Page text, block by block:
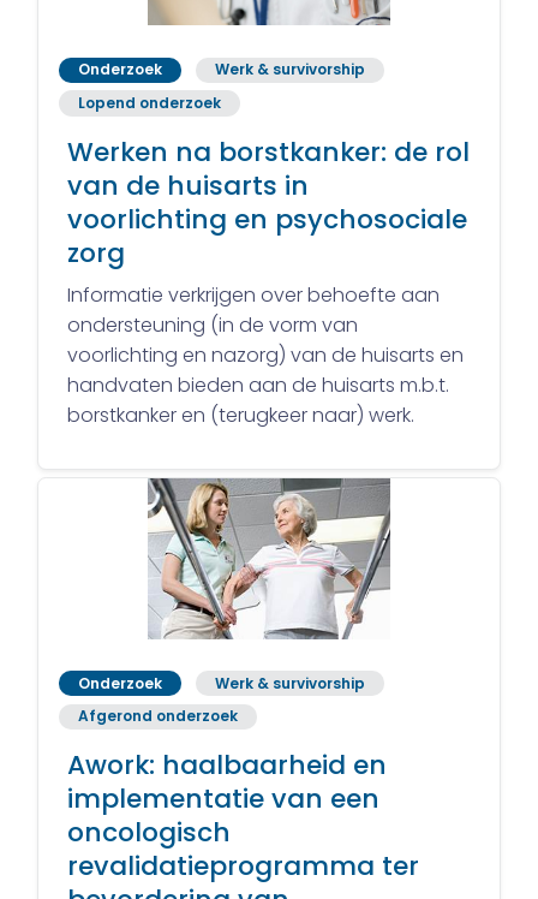
Onderzoek
Werk & survivorship
Lopend onderzoek
Werken na borstkanker: de rol
van de huisarts in
voorlichting en psychosociale
zorg
Informatie verkrijgen over behoefte aan
ondersteuning (in de vorm van
voorlichting en nazorg) van de huisarts en
handvaten bieden aan de huisarts m.b.t.
borstkanker en (terugkeer naar) werk.
Onderzoek
Werk & survivorship
Afgerond onderzoek
Awork: haalbaarheid en
implementatie van een
oncologisch
revalidatieprogramma ter